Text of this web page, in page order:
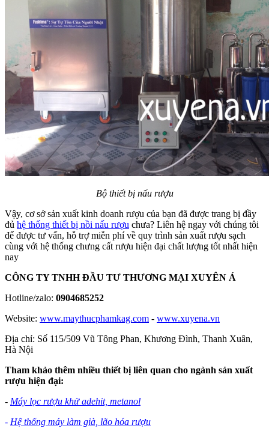
Bộ thiết bị nấu rượu
Vậy, cơ sở sản xuất kinh doanh rượu của bạn đã được trang bị đầy
đủ hệ thống thiết bị nồi nấu rượu chưa? Liên hệ ngay với chúng tôi
để được tư vấn, hỗ trợ miễn phí về quy trình sản xuất rượu sạch
cùng với hệ thống chưng cất rượu hiện đại chất lượng tốt nhất hiện
nay
CÔNG TY TNHH ĐẦU TƯ THƯƠNG MẠI XUYÊN Á
Hotline/zalo: 0904685252
Website: www.maythucphamkag.com - www.xuyena.vn
Địa chỉ: Số 115/509 Vũ Tông Phan, Khương Đình, Thanh Xuân,
Hà Nội
Tham khảo thêm nhiều thiết bị liên quan cho ngành sản xuất
rượu hiện đại:
- Máy lọc rượu khử adehit, metanol
- Hệ thống máy làm già, lão hóa rượu